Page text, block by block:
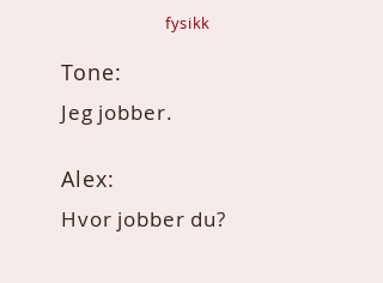
fysikk
Tone:
Jeg jobber.
Alex:
Hvor jobber du?